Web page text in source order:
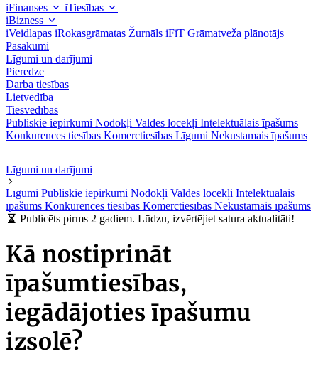
iFinanses
iTiesības
iBizness
iVeidlapas iRokasgrāmatas Žurnāls iFiT Grāmatveža plānotājs
Pasākumi
Līgumi un darījumi
Pieredze
Darba tiesības
Lietvedība
Tiesvedības
Publiskie iepirkumi Nodokļi Valdes locekļi Intelektuālais īpašums
Konkurences tiesības Komerctiesības Līgumi Nekustamais īpašums
Līgumi un darījumi
Līgumi Publiskie iepirkumi Nodokļi Valdes locekļi Intelektuālais
īpašums Konkurences tiesības Komerctiesības Nekustamais īpašums
Publicēts pirms 2 gadiem. Lūdzu, izvērtējiet satura aktualitāti!
Kā nostiprināt
īpašumtiesības,
iegādājoties īpašumu
izsolē?